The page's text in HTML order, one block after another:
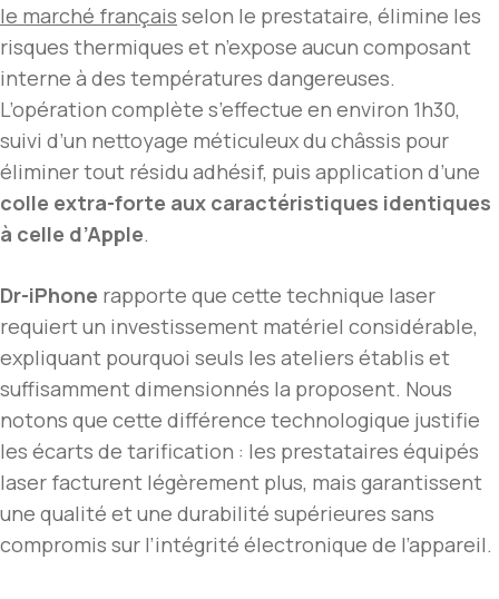
le marché français selon le prestataire, élimine les
risques thermiques et n’expose aucun composant
interne à des températures dangereuses.
L’opération complète s’effectue en environ 1h30,
suivi d’un nettoyage méticuleux du châssis pour
éliminer tout résidu adhésif, puis application d’une
colle extra-forte aux caractéristiques identiques
à celle d’Apple.
Dr-iPhone rapporte que cette technique laser
requiert un investissement matériel considérable,
expliquant pourquoi seuls les ateliers établis et
suffisamment dimensionnés la proposent. Nous
notons que cette différence technologique justifie
les écarts de tarification : les prestataires équipés
laser facturent légèrement plus, mais garantissent
une qualité et une durabilité supérieures sans
compromis sur l’intégrité électronique de l’appareil.